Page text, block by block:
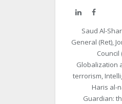
Facebook
LinkedIn
Saud Al-
General (Ret),
Council
Globalization
terrorism,
Haris al-
Guardian: